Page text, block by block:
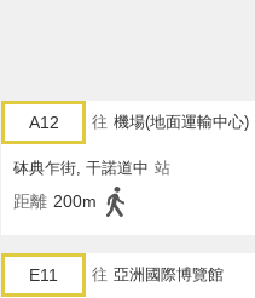
A12 往 機場(地面運輸中心)
砵典乍街, 干諾道中 站
距離 200m
E11 往 亞洲國際博覽館